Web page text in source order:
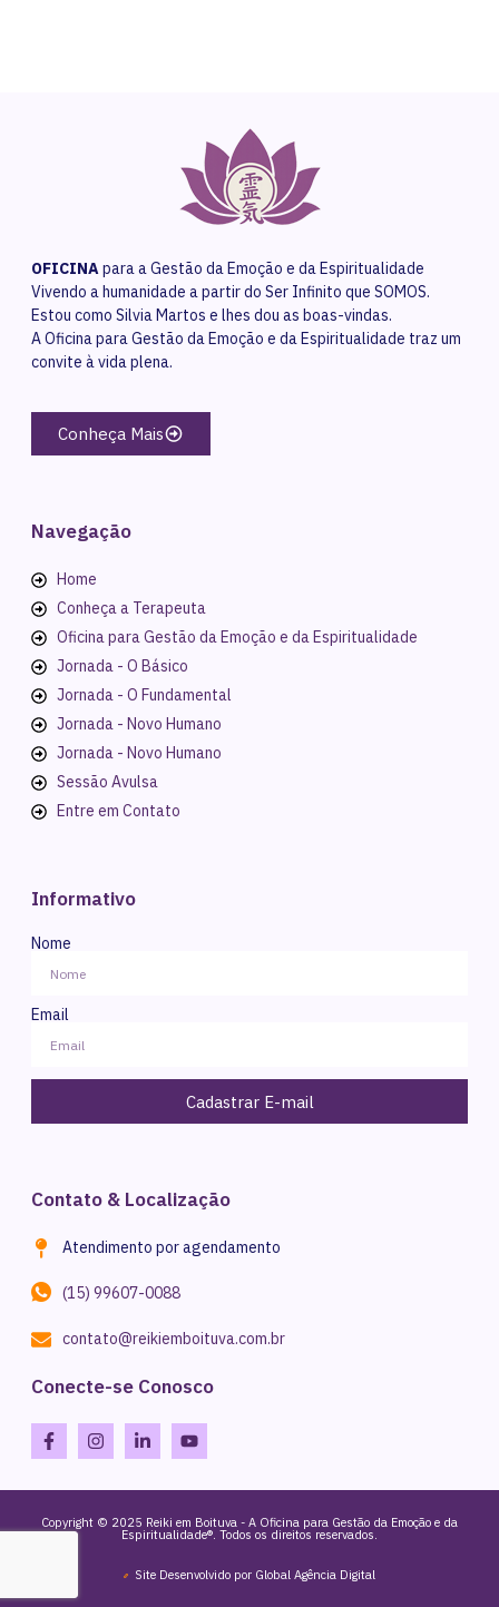
OFICINApara a Gestão da Emoção e da Espiritualidade
Vivendo a humanidade a partir do Ser Infinito que SOMOS.
Estou como Silvia Martos e lhes dou as boas-vindas.
A Oficina para Gestão da Emoção e da Espiritualidade traz um
convite à vida plena.
Conheça Mais
Navegação
Home
Conheça a Terapeuta
Oficina para Gestão da Emoção e da Espiritualidade
Jornada - O Básico
Jornada - O Fundamental
Jornada - Novo Humano
Jornada - Novo Humano
Sessão Avulsa
Entre em Contato
Informativo
Nome
Email
Cadastrar E-mail
Contato & Localização
Atendimento por agendamento
(15) 99607-0088
contato@reikiemboituva.com.br
Conecte-se Conosco
Copyright © 2025 Reiki em Boituva - A Oficina para Gestão da Emoção e da
Espiritualidade®. Todos os direitos reservados.
Site Desenvolvido por Global Agência Digital